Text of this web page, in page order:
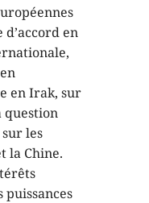
d’accord en
en Irak, sur
question
les
la Chine.